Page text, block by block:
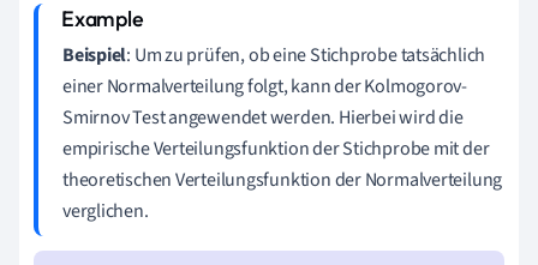
Beispiel: Um zu prüfen, ob eine Stichprobe tatsächlich
einer Normalverteilung folgt, kann der Kolmogorov-
Smirnov Test angewendet werden. Hierbei wird die
empirische Verteilungsfunktion der Stichprobe mit der
theoretischen Verteilungsfunktion der Normalverteilung
verglichen.